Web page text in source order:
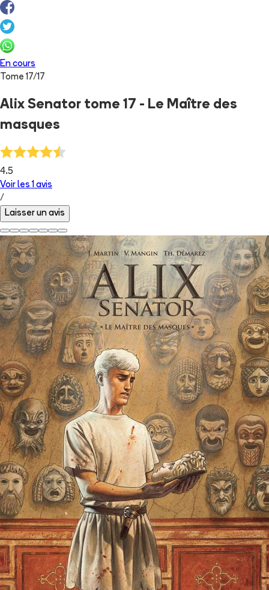
En cours
Tome17/17
Alix Senator tome 17 - Le Maître des
masques
4.5
Voir les 1 avis
/
Laisser un avis